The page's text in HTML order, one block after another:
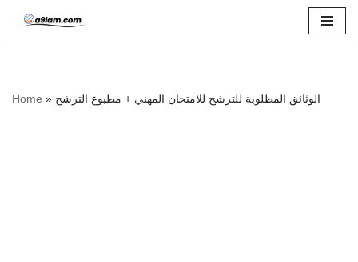
Home » الوثائق المطلوبة للترشح للامتحان المهني + مطبوع الترشح